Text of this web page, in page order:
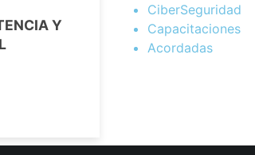
Y
CiberSeguridad
Capacitaciones
Acordadas